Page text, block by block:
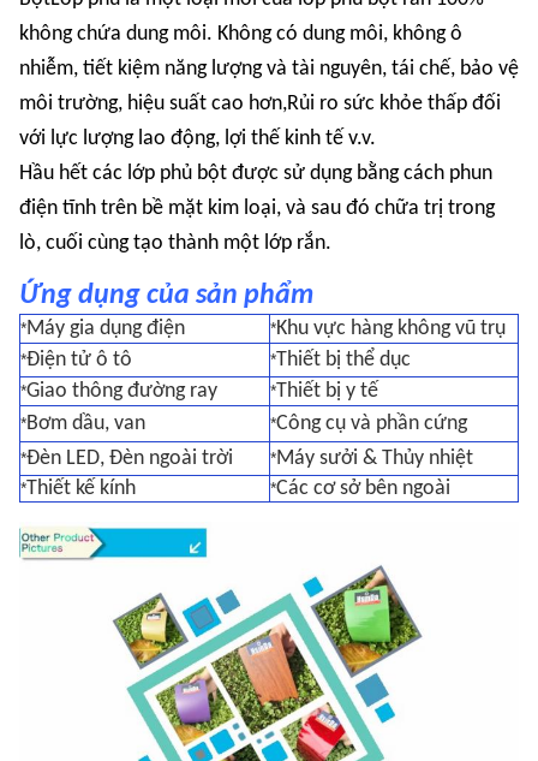
không chứa dung môi. Không có dung môi, không ô
nhiễm, tiết kiệm năng lượng và tài nguyên, tái chế, bảo vệ
môi trường, hiệu suất cao hơn,Rủi ro sức khỏe thấp đối
với lực lượng lao động, lợi thế kinh tế v.v.
Hầu hết các lớp phủ bột được sử dụng bằng cách phun
điện tĩnh trên bề mặt kim loại, và sau đó chữa trị trong
lò, cuối cùng tạo thành một lớp rắn.
Ứng dụng của sản phẩm
*Máy gia dụng điện *Khu vực hàng không vũ trụ
*Điện tử ô tô *Thiết bị thể dục
*Giao thông đường ray *Thiết bị y tế
*Bơm dầu, van *Công cụ và phần cứng
*Đèn LED, Đèn ngoài trời *Máy sưởi & Thủy nhiệt
*Thiết kế kính *Các cơ sở bên ngoài